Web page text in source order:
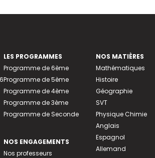
LES PROGRAMMES
Programme de 6ème
Programme de 5ème
Programme de 4ème
Programme de 3ème
Programme de Seconde
NOS ENGAGEMENTS
Nos professeurs
NOS MATIÈRES
Mathématiques
Histoire
Géographie
SVT
Physique Chimie
Anglais
Espagnol
Allemand